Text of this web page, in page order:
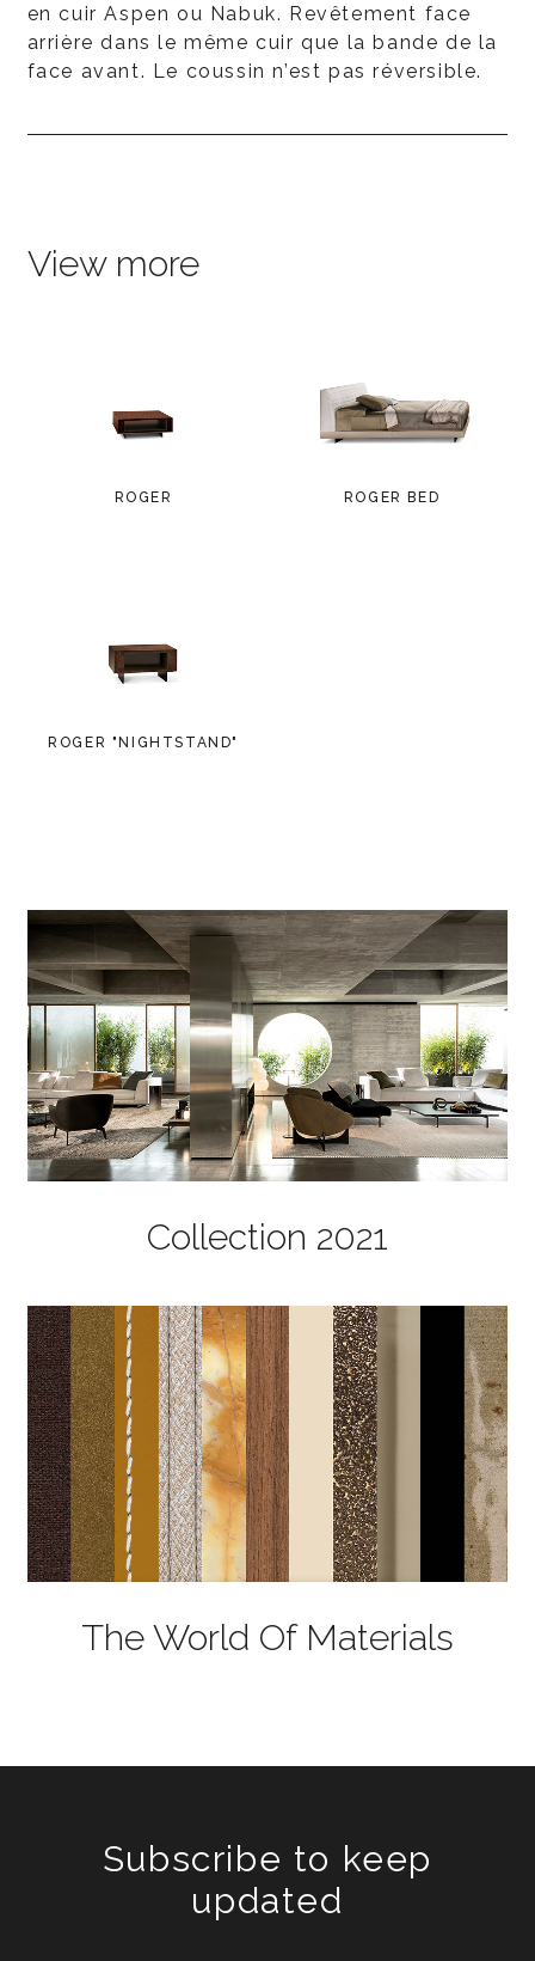
en cuir Aspen ou Nabuk. Revêtement face
arrière dans le même cuir que la bande de la
face avant. Le coussin n’est pas réversible.
View more
ROGER ROGER BED
ROGER "NIGHTSTAND"
Collection 2021
The World Of Materials
Subscribe to keep
updated